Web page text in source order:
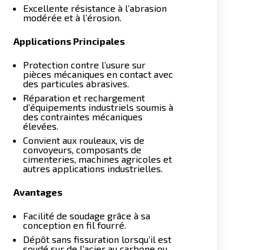
Excellente résistance à l’abrasion
modérée et à l’érosion.
Applications Principales
Protection contre l’usure sur
pièces mécaniques en contact avec
des particules abrasives.
Réparation et rechargement
d’équipements industriels soumis à
des contraintes mécaniques
élevées.
Convient aux rouleaux, vis de
convoyeurs, composants de
cimenteries, machines agricoles et
autres applications industrielles.
Avantages
Facilité de soudage grâce à sa
conception en fil fourré.
Dépôt sans fissuration lorsqu’il est